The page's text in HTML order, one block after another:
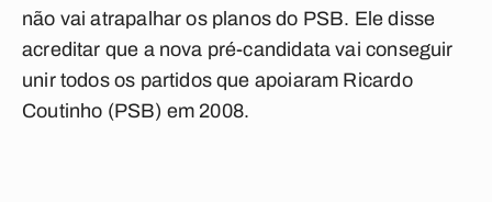
não vai atrapalhar os planos do PSB. Ele disse
acreditar que a nova pré-candidata vai conseguir
unir todos os partidos que apoiaram Ricardo
Coutinho (PSB) em 2008.